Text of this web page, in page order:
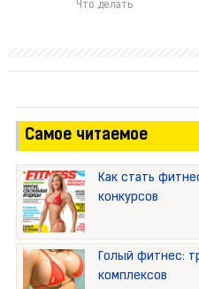
Что делать
Самое читаемое
Как стать
конкурсов
Голый фитнес:
комплексов